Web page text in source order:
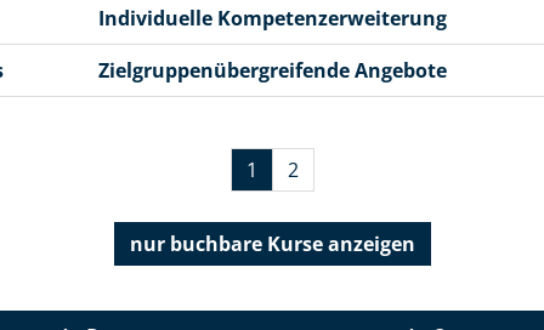
Individuelle Kompetenzerweiterung
Zielgruppenübergreifende Angebote
1 2
nur buchbareKurse anzeigen